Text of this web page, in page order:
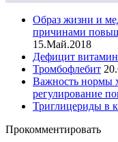
Образ жизни и
причинами
15.Май.2018
Дефицит
Тромбофлебит
Важность нормы
регулирование
Триглицериды в
Прокомментировать